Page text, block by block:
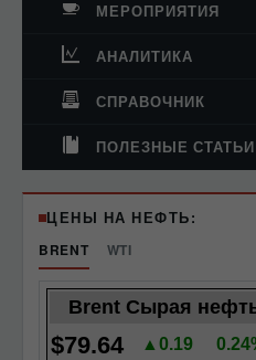
МЕРОПРИЯТИЯ
АНАЛИТИКА
СПРАВОЧНИК
ПОЛЕЗНЫЕ СТАТЬИ
ЦЕНЫ НА НЕФТЬ:
BRENT
WTI
Brent Сырая
$79.64 ▲0.19